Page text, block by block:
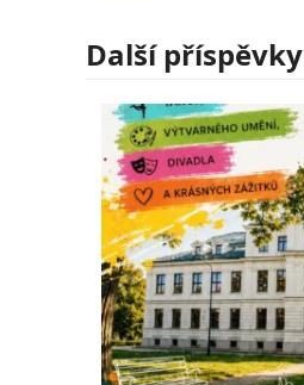
Další příspěvky